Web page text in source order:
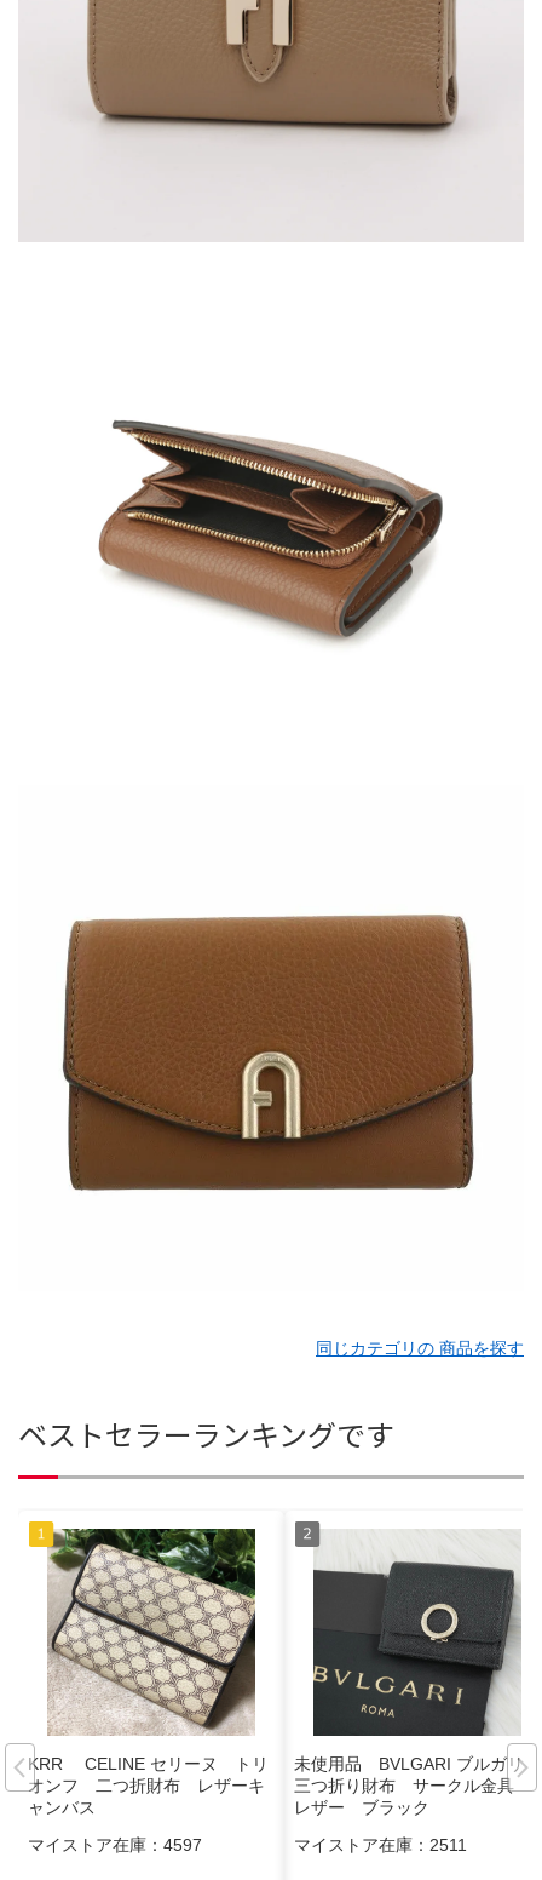
同じカテゴリの 商品を探す
ベストセラーランキングです
KRR CELINE セリーヌ トリ
オンフ 二つ折財布 レザーキ
ャンバス
マイストア在庫： 4597
未使用品 BVLGARI ブルガリ
三つ折り財布 サークル金具
レザー ブラック
マイストア在庫： 2511